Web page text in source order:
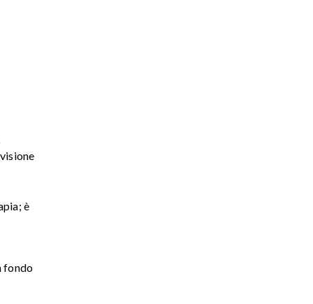
è
fondo